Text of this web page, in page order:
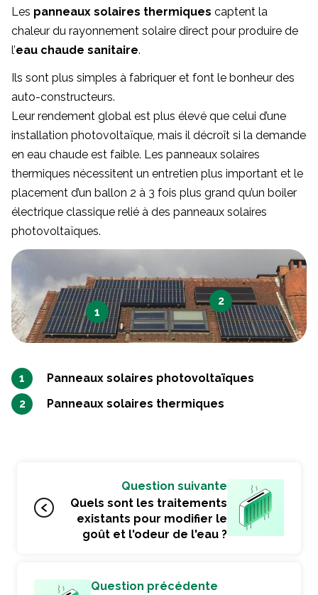
Les panneaux solaires thermiques captent la
chaleur du rayonnement solaire direct pour produire de
l’eau chaude sanitaire.
Ils sont plus simples à fabriquer et font le bonheur des
auto-constructeurs.
Leur rendement global est plus élevé que celui d’une
installation photovoltaïque, mais il décroît si la demande
en eau chaude est faible. Les panneaux solaires
thermiques nécessitent un entretien plus important et le
placement d’un ballon 2 à 3 fois plus grand qu’un boiler
électrique classique relié à des panneaux solaires
photovoltaïques.
1
2
Panneaux solaires photovoltaïques
Panneaux solaires thermiques
Question suivante
Quels sont les traitements
existants pour modifier le
goût et l'odeur de l'eau ?
Question précédente